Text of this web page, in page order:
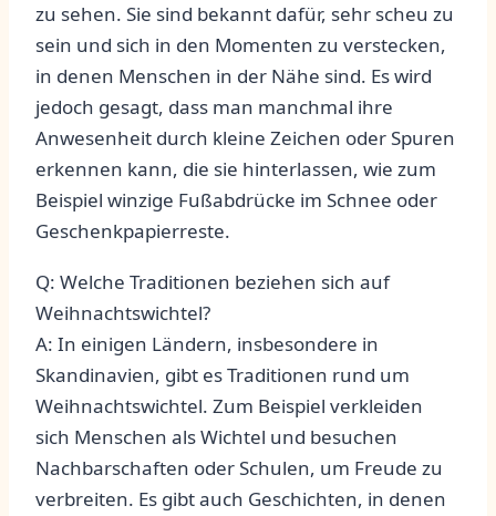
zu ​sehen. Sie sind ⁤bekannt ⁢dafür, sehr scheu zu
sein und sich in den Momenten⁣ zu verstecken,
‍in ‌denen Menschen in der Nähe sind. Es ​wird
jedoch gesagt,⁤ dass man manchmal ihre
Anwesenheit durch kleine Zeichen oder Spuren
erkennen kann, ‍die⁤ sie hinterlassen, wie zum
Beispiel winzige ‌Fußabdrücke im ‍Schnee⁤ oder
Geschenkpapierreste.
Q: Welche Traditionen beziehen sich auf ​
Weihnachtswichtel?
A: In einigen Ländern, insbesondere in
Skandinavien, gibt es Traditionen rund ‍um
Weihnachtswichtel. Zum Beispiel verkleiden
sich ⁢Menschen als ⁢Wichtel und besuchen
Nachbarschaften oder Schulen, um Freude zu
verbreiten. Es gibt⁤ auch Geschichten, in denen